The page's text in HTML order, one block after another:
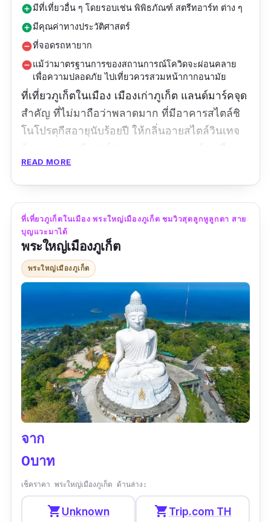
add_circleมีที่เที่ยวอื่น ๆ โดยรอบเช่น พิพิธภัณฑ์ สตรีทอาร์ท ต่าง ๆ
add_circleมีคุณค่าทางประวัติศาสตร์
remove_circleที่จอดรถหายาก
remove_circleแม้ว่ามาตรฐานการของสถานการณ์โควิดจะผ่อนคลาย
เพื่อความปลอดภัย ไปเที่ยวควรสวมหน้ากากอนามัย
ที่เที่ยวภูเก็ตในเมือง เมืองเก่าภูเก็ต แลนด์มาร์คจุด
สำคัญ ที่ไม่มาถือว่าพลาดมาก ที่มีอาคารสไตล์ชิ
โนโปรตุกีสอายุนับร้อยปี ให้กลิ่นอายสไตล์วินเทจ
ร้านค้าต่าง ๆ ก็ตกแต่งสีสันสดใส มีงานสตรีทอาร์ท
เป็นระยะ ๆ ให้ชมแบบเพลิน ๆ ตาเลย แม้ว่าจะเป็น
พื้นที่ที่เป็นถนนคนเดิน แต่ก็รถก็ยังสัญจรได้ มีร้าน
ค้าคับคั่ง ทั้งคาเฟ่ ร้านอาหาร ขนม ธนาคารสวย ๆ
ไปจนถึงพิพิธภัณฑ์ และมีสินค้ามากมาย ถูกชะตา
ที่ไหนก็แวะเลยเดินกลางวันว่าเพลินละ มากลางคืน
ก็ตกแต่งไฟสวยงามไปอีกแบบ สายคอนเทนท์ สาย
แชะ สายกิน ถูกใจแน่นอน แนะนำว่าให้มาเดิน
ถนนดีบุก ถนนถลาง ถนนพังงา ถนนกระบี่ ซอย
รมณีย์ ภูเก็ต เดินเพลินจนลืมเหนื่อยกันเลยค่ะ
ข้อมูลเฉพาะ
พิกัด Google map :
https://goo.gl/maps/mYjCnu94UpJTRzcu7
?coh=178571&entry=tt
เวลาทำการ :
ประเภทของที่เที่ยว :
“บรรยากาศดีมากๆ เที่ยวกลางคืนสนุกครับ”
READ MORE
ที่เที่ยวภูเก็ตในเมือง พระใหญ่เมืองภูเก็ต ชมวิวสุดลูกหูลูกตา สาย
บุญแวะมาได้
พระใหญ่เมืองภูเก็ต
พระใหญ่เมืองภูเก็ต
จาก
0บาท
เช็คราคา พระใหญ่เมืองภูเก็ต ด้านล่าง:
shopping_cartUnknown shopping_cartTrip.com TH